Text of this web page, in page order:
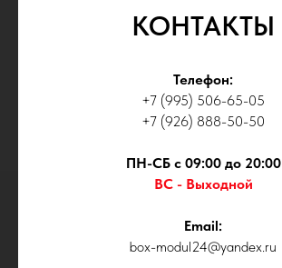
КОНТАКТЫ
Телефон:
+7 (995) 506-65-05
+7 (926) 888-50-50
ПН-СБ с 09:00 до 20:00
ВС - Выходной
Email:
box-modul24@yandex.ru
© BOX-MODUL24.RU 2025
Все услуги компании